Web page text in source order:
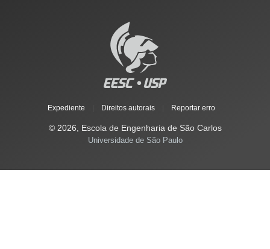
Expediente Direitos autorais Reportar erro
© 2026, Escola de Engenharia de São Carlos
Universidade de São Paulo